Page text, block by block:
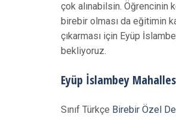
çok alınabilsin. Öğrencinin
birebir olması da eğitimin
çıkarması için Eyüp
bekliyoruz.
Eyüp İslambey
Sınıf Türkçe Birebir Özel